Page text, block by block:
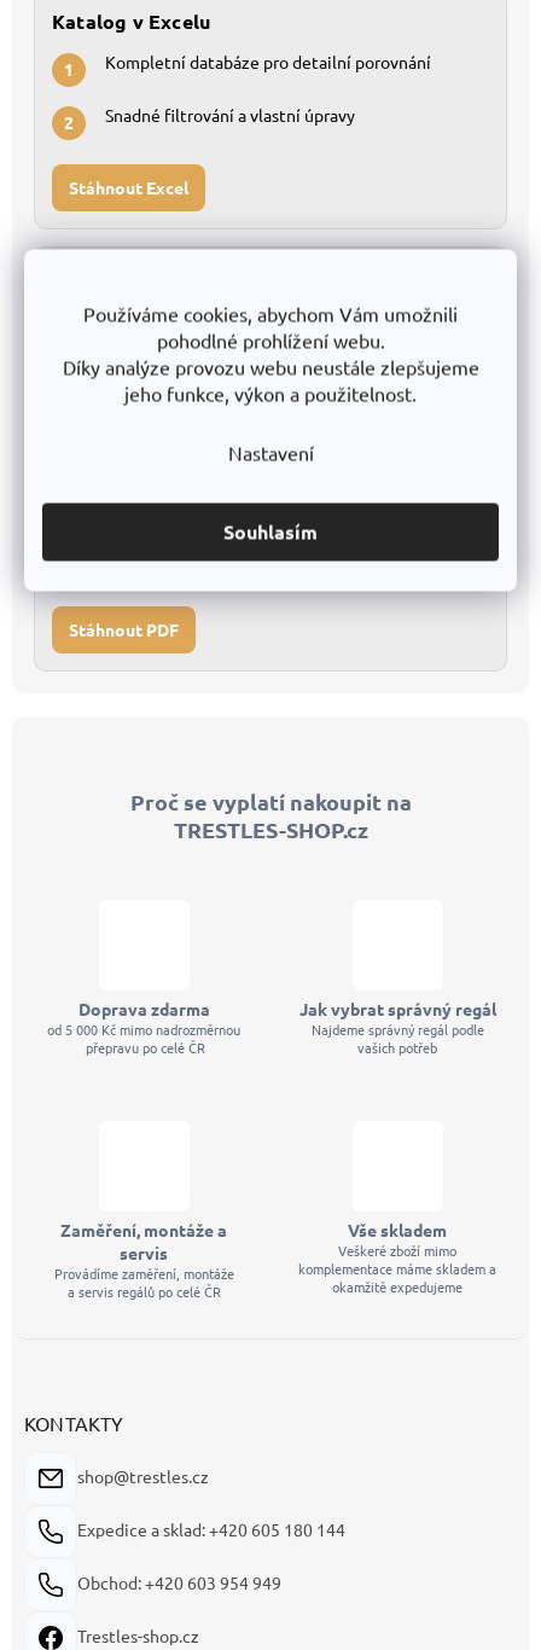
Používáme cookies, abychom Vám umožnili
pohodlné prohlížení webu.
Díky analýze provozu webu neustále zlepšujeme
jeho funkce, výkon a použitelnost.
Nastavení
Souhlasím
Katalog v Excelu
1 Kompletní databáze pro detailní porovnání
2 Snadné filtrování a vlastní úpravy
Stáhnout Excel
Nevíte, který regál vybrat?
Najdi správný regál
Tištěný katalog v PDF
Přehledné listování všemi modely
2 Ideální pro tisk a offline použití
Stáhnout PDF
Proč se vyplatí nakoupit na
TRESTLES-SHOP.cz
Doprava zdarma
od 5 000 Kč mimo nadrozměrnou
přepravu po celé ČR
Jak vybrat správný regál
Najdeme správný regál podle
vašich potřeb
Zaměření, montáže a
servis
Provádíme zaměření, montáže
a servis regálů po celé ČR
Vše skladem
Veškeré zboží mimo
komplementace máme skladem a
okamžitě expedujeme
KONTAKTY
shop@trestles.cz
Expedice a sklad: +420 605 180 144
Obchod: +420 603 954 949
Trestles-shop.cz